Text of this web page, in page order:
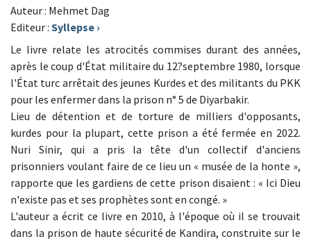
Auteur : Mehmet Dag
Editeur : Syllepse ›
Le livre relate les atrocités commises durant des années,
après le coup d'État militaire du 12?septembre 1980, lorsque
l'État turc arrêtait des jeunes Kurdes et des militants du PKK
pour les enfermer dans la prison n° 5 de Diyarbakir.
Lieu de détention et de torture de milliers d'opposants,
kurdes pour la plupart, cette prison a été fermée en 2022.
Nuri Sinir, qui a pris la tête d'un collectif d'anciens
prisonniers voulant faire de ce lieu un « musée de la honte »,
rapporte que les gardiens de cette prison disaient : « Ici Dieu
n'existe pas et ses prophètes sont en congé. »
L'auteur a écrit ce livre en 2010, à l'époque où il se trouvait
dans la prison de haute sécurité de Kandira, construite sur le